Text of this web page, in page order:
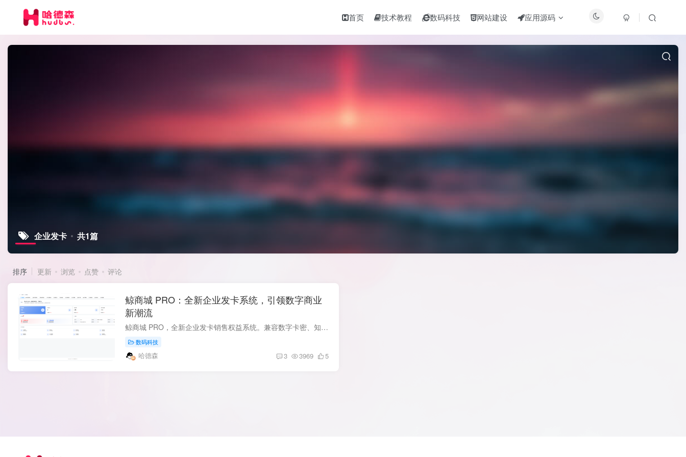
首页 技术教程 数码科技 网站建设 应用源码
企业发卡 共1篇
排序 更新 浏览 点赞 评论
鲸商城 PRO：全新企业发卡系统，引领数字商业
新潮流
鲸商城 PRO，全新企业发卡销售权益系统。兼容数字卡密、知识文章、资源下载、数字权益四种销售模式。独特店铺开启模式与开店引导，全新代理分销体系分三级。货源广场全新升级，排名公平可付费刷...
数码科技
哈德森 3 3969 5